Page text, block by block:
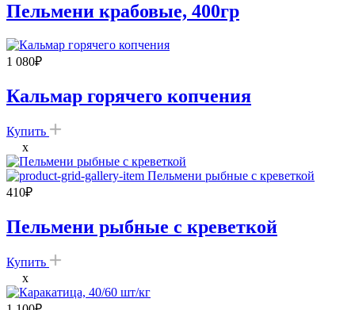
Пельмени крабовые, 400гр
1 080₽
Кальмар горячего копчения
Купить
x
410₽
Пельмени рыбные с креветкой
Купить
x